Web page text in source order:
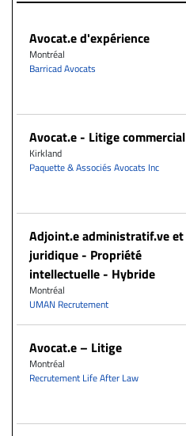
Avocat.e d'expérience
Montréal
Barricad Avocats
Avocat.e - Litige commercial
Kirkland
Paquette & Associés Avocats Inc
Adjoint.e administratif.ve et
juridique - Propriété
intellectuelle - Hybride
Montréal
UMAN Recrutement
Avocat.e – Litige
Montréal
Recrutement Life After Law